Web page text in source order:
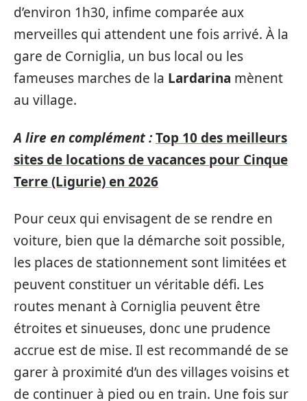
d’environ 1h30, infime comparée aux
merveilles qui attendent une fois arrivé. À la
gare de Corniglia, un bus local ou les
fameuses marches de la Lardarina mènent
au village.
A lire en complément :Top 10 des meilleurs
sites de locations de vacances pour Cinque
Terre (Ligurie) en 2026
Pour ceux qui envisagent de se rendre en
voiture, bien que la démarche soit possible,
les places de stationnement sont limitées et
peuvent constituer un véritable défi. Les
routes menant à Corniglia peuvent être
étroites et sinueuses, donc une prudence
accrue est de mise. Il est recommandé de se
garer à proximité d’un des villages voisins et
de continuer à pied ou en train. Une fois sur